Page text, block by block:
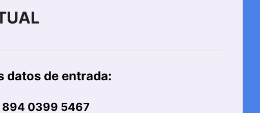
datos de entrada:
894 0399 5467